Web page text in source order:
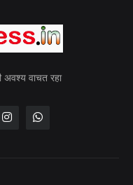
अवश्य वाचत रहा